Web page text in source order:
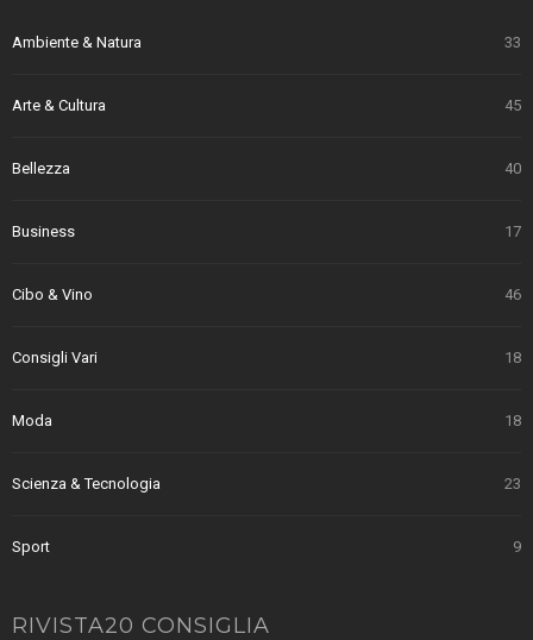
Ambiente & Natura 33
Arte & Cultura 45
Bellezza 40
Business 17
Cibo & Vino 46
Consigli Vari 18
Moda 18
Scienza & Tecnologia 23
Sport 9
RIVISTA20 CONSIGLIA